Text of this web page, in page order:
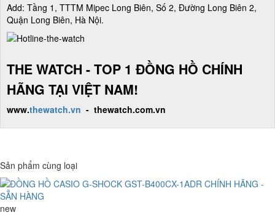
Add: Tầng 1, TTTM Mipec Long Biên, Số 2, Đường Long Biên 2,
Quận Long Biên, Hà Nội.
THE WATCH - TOP 1 ĐỒNG HỒ CHÍNH
HÃNG TẠI VIỆT NAM!
www.thewatch.vn - thewatch.com.vn
Sản phẩm cùng loại
new